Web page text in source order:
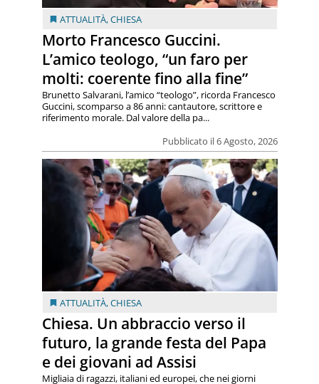
ATTUALITÀ,CHIESA
Morto Francesco Guccini.
L’amico teologo, “un faro per
molti: coerente fino alla fine”
Pubblicato il 6 Agosto, 2026
Brunetto Salvarani, l’amico “teologo”, ricorda Francesco
Guccini, scomparso a 86 anni: cantautore, scrittore e
riferimento morale. Dal valore della pa...
ATTUALITÀ,CHIESA
Chiesa. Un abbraccio verso il
futuro, la grande festa del Papa
e dei giovani ad Assisi
Migliaia di ragazzi, italiani ed europei, che nei giorni